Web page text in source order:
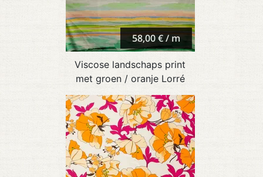
58,00 € / m
Viscose landschaps print
met groen / oranje Lorré